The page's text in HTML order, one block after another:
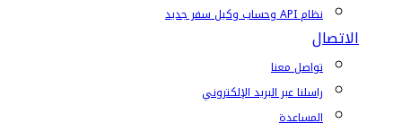
نظام API وحساب وكيل سفر جديد
الاتصال
تواصل معنا
راسلنا عبر البريد الإلكتروني
المساعدة